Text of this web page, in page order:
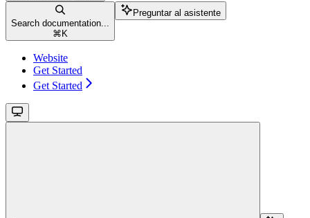
Search documentation...
⌘ K
Preguntar al asistente
Website
Get Started
Get Started